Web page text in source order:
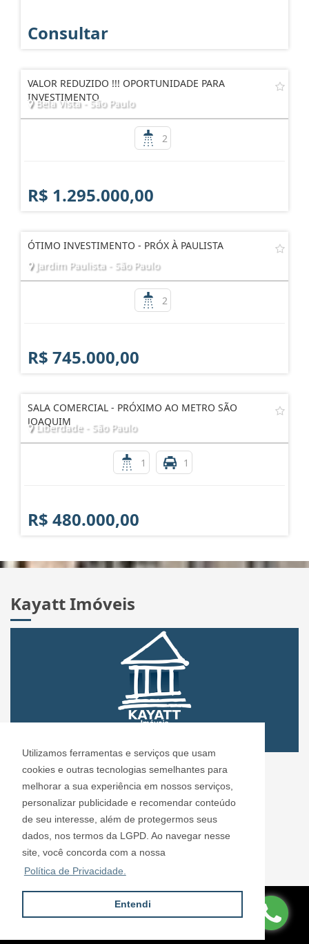
Utilizamos ferramentas e serviços que usam
cookies e outras tecnologias semelhantes para
melhorar a sua experiência em nossos serviços,
personalizar publicidade e recomendar conteúdo
de seu interesse, além de protegermos seus
dados, nos termos da LGPD. Ao navegar nesse
site, você concorda com a nossa
Política de Privacidade.
Entendi
Consultar
VALOR REDUZIDO !!! OPORTUNIDADE PARA
INVESTIMENTO
Bela Vista - São Paulo
2
R$ 1.295.000,00
ÓTIMO INVESTIMENTO - PRÓX À PAULISTA
Jardim Paulista - São Paulo
2
R$ 745.000,00
SALA COMERCIAL - PRÓXIMO AO METRO SÃO
JOAQUIM
Liberdade - São Paulo
1 1
R$ 480.000,00
Kayatt Imóveis
CRECI: 72.304
Informações de Contato
Kayatt Imóveis - 72.304
contato@kayattimoveis.com.br
+55 (11) 99200-6432
ImóvelOffice© - Todos os direitos reservados